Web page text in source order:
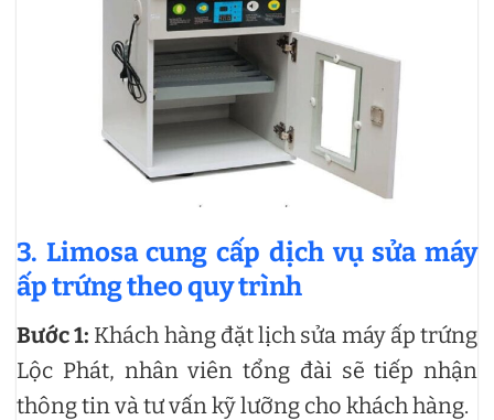
3. Limosa cung cấp dịch vụ sửa máy
ấp trứng theo quy trình
Bước 1: Khách hàng đặt lịch sửa máy ấp trứng
Lộc Phát, nhân viên tổng đài sẽ tiếp nhận
thông tin và tư vấn kỹ lưỡng cho khách hàng.